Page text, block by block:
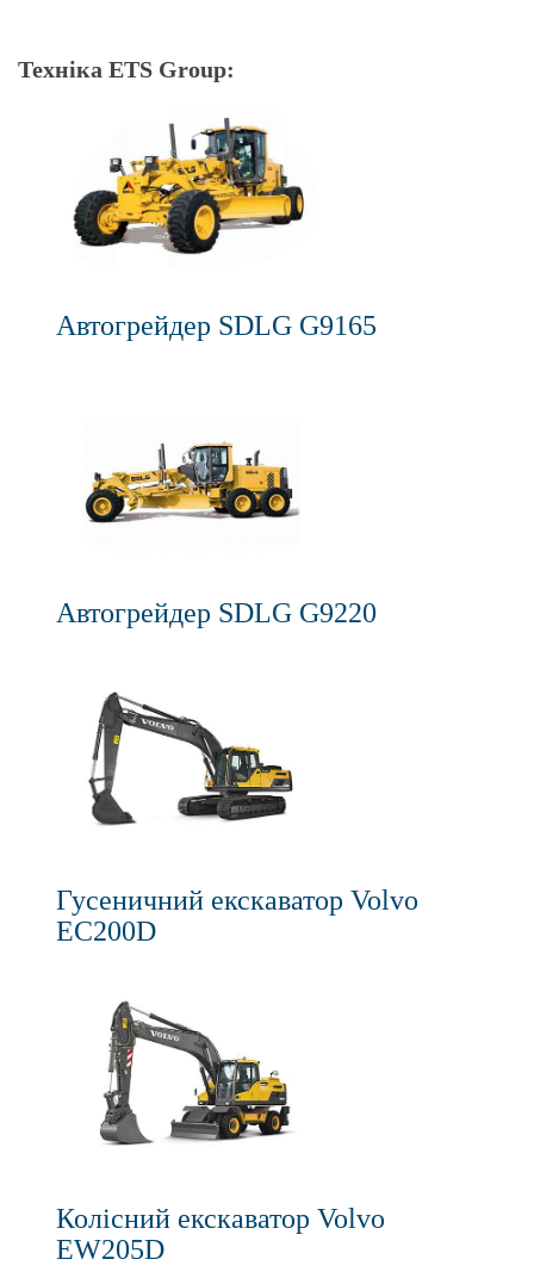
Техніка ETS Group:
Автогрейдер SDLG G9165
Автогрейдер SDLG G9220
Гусеничний екскаватор Volvo
EC200D
Колісний екскаватор Volvo
EW205D